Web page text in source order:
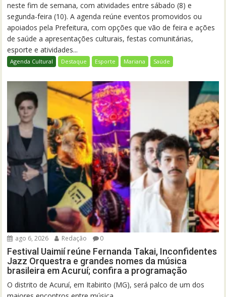
neste fim de semana, com atividades entre sábado (8) e
segunda-feira (10). A agenda reúne eventos promovidos ou
apoiados pela Prefeitura, com opções que vão de feira e ações
de saúde a apresentações culturais, festas comunitárias,
esporte e atividades...
Agenda Cultural Destaque Esporte Mariana Saúde
ago 6, 2026 Redação 0
Festival Uaimií reúne Fernanda Takai, Inconfidentes
Jazz Orquestra e grandes nomes da música
brasileira em Acuruí; confira a programação
O distrito de Acuruí, em Itabirito (MG), será palco de um dos